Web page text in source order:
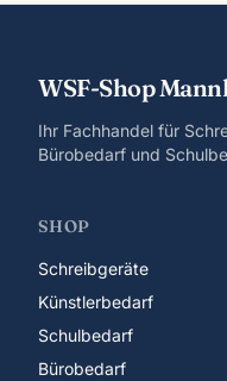
WSF-Shop
Ihr Fachhandel für
Bürobedarf und
SHOP
Schreibgeräte
Künstlerbedarf
Schulbedarf
Bürobedarf